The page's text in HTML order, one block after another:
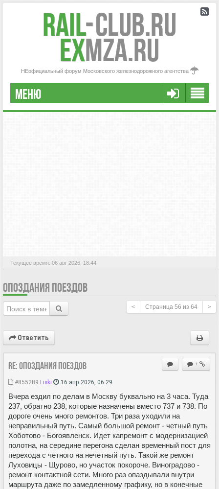
Rail-Club.RU
exMZA.RU
НЕофициальный форум Московского железнодорожного агентства
МЕНЮ
РЕГИСТРАЦИЯ
Текущее время: 06 авг 2026, 18:44
ОПОЗДАНИЯ ПОЕЗДОВ
< Страница 56 из 64 >
Ответить
+
Re: Опоздания поездов
#855289 Liski 16 апр 2026, 06:29
Вчера ездил по делам в Москву буквально на 3 часа. Туда
237, обратно 238, которые назначены вместо 737 и 738. По
дороге очень много ремонтов. Три раза уходили на
неправильный путь. Самый большой ремонт - четный путь
Хоботово - Богоявленск. Идет капремонт с модернизацией
полотна, на середине перегона сделан временный пост для
перехода с четного на нечетный путь. Такой же ремонт
Луховицы - Щурово, но участок покороче. Виноградово -
ремонт контактной сети. Много раз опаздывали внутри
маршрута даже по замедленному графику, но в конечные